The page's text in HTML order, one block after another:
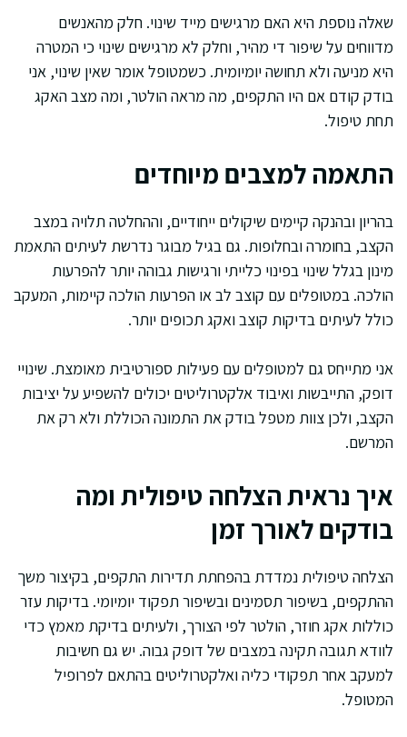
שאלה נוספת היא האם מרגישים מייד שינוי. חלק מהאנשים
מדווחים על שיפור די מהיר, וחלק לא מרגישים שינוי כי המטרה
היא מניעה ולא תחושה יומיומית. כשמטופל אומר שאין שינוי, אני
בודק קודם אם היו התקפים, מה מראה הולטר, ומה מצב האקג
תחת טיפול.
התאמה למצבים מיוחדים
בהריון ובהנקה קיימים שיקולים ייחודיים, וההחלטה תלויה במצב
הקצב, בחומרה ובחלופות. גם בגיל מבוגר נדרשת לעיתים התאמת
מינון בגלל שינוי בפינוי כלייתי ורגישות גבוהה יותר להפרעות
הולכה. במטופלים עם קוצב לב או הפרעות הולכה קיימות, המעקב
כולל לעיתים בדיקות קוצב ואקג תכופים יותר.
אני מתייחס גם למטופלים עם פעילות ספורטיבית מאומצת. שינויי
דופק, התייבשות ואיבוד אלקטרוליטים יכולים להשפיע על יציבות
הקצב, ולכן צוות מטפל בודק את התמונה הכוללת ולא רק את
המרשם.
איך נראית הצלחה טיפולית ומה
בודקים לאורך זמן
הצלחה טיפולית נמדדת בהפחתת תדירות התקפים, בקיצור משך
ההתקפים, בשיפור תסמינים ובשיפור תפקוד יומיומי. בדיקות עזר
כוללות אקג חוזר, הולטר לפי הצורך, ולעיתים בדיקת מאמץ כדי
לוודא תגובה תקינה במצבים של דופק גבוה. יש גם חשיבות
למעקב אחר תפקודי כליה ואלקטרוליטים בהתאם לפרופיל
המטופל.